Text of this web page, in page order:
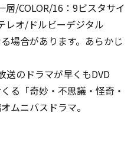
/COLOR/16：9ビスタサイ
レオ/ドルビーデジタル
場合があります。あらかじ
送のドラマが早くもDVD
る「奇妙・不思議・怪奇・
ムニバスドラマ。